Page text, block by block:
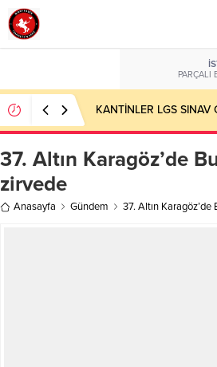
PARÇALI
KANTİNLER LGS SINAV
37. Altın Karagöz’de
zirvede
Anasayfa Gündem 37. Altın